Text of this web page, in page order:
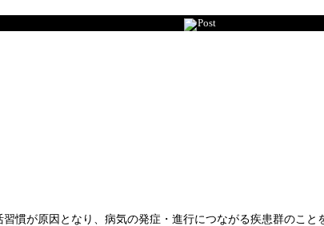
Post
慣が原因となり、病気の発症・進行につながる疾患群のこ